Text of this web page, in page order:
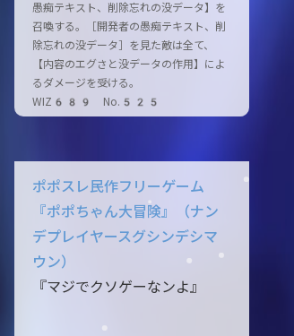
愚痴テキスト、削除忘れの没データ】を
召喚する。［開発者の愚痴テキスト、削
除忘れの没データ］を見た敵は全て、
【内容のエグさと没データの作用】によ
るダメージを受ける。
WIZ689 No.525
ポポスレ民作フリーゲーム
『ポポちゃん大冒険』（ナン
デプレイヤースグシンデシマ
ウン）
『マジでクソゲーなンよ』